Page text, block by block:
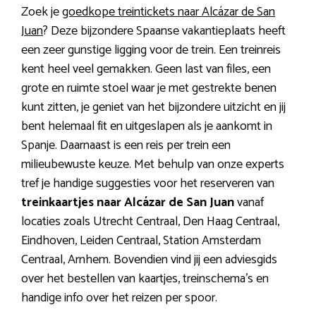
Zoek jegoedkope treintickets naar Alcázar de San
Juan? Deze bijzondere Spaanse vakantieplaats heeft
een zeer gunstige ligging voor de trein. Een treinreis
kent heel veel gemakken. Geen last van files, een
grote en ruimte stoel waar je met gestrekte benen
kunt zitten, je geniet van het bijzondere uitzicht en jij
bent helemaal fit en uitgeslapen als je aankomt in
Spanje. Daarnaast is een reis per trein een
milieubewuste keuze. Met behulp van onze experts
tref je handige suggesties voor het reserveren van
treinkaartjes naar Alcázar de San Juanvanaf
locaties zoals Utrecht Centraal, Den Haag Centraal,
Eindhoven, Leiden Centraal, Station Amsterdam
Centraal, Arnhem. Bovendien vind jij een adviesgids
over het bestellen van kaartjes, treinschema’s en
handige info over het reizen per spoor.